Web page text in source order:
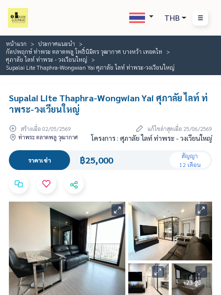
THB
หน้าแรก
ประกาศแนะนำ
กัลปพฤกษ์ ท่าพระ ตลาดพลู โพธิ์นิมิตร วุฒากาศ บางหว้า เทอดไท
ศุภาลัย ไลท์ ท่าพระ - วงเวียนใหญ่
Supalai Lite Thaphra-Wongwian Yai ศุภาลัย ไลท์ ท่าพระ-วงเวียนใหญ่
Supalai Lite Thaphra-Wongwian Yai ศุภาลัย ไลท์ ท่
าพระ-วงเวียนใหญ่
สร้างเมื่อ 02/05/2569
แก้ไขล่าสุดเมื่อ 25/06/2569
ท่าพระ ตลาดพลู วุฒากาศ
โครงการ : ศุภาลัย ไลท์ ท่าพระ - วงเวียนใหญ่
ราคาเช่า ฿25,000
สัญญา
12 เดือน
+23 รูป